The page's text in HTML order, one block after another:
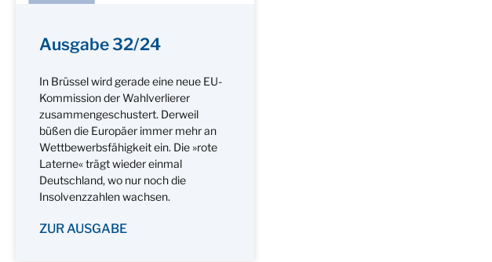
Ausgabe 32/24
In Brüssel wird gerade eine neue EU-
Kommission der Wahlverlierer
zusammengeschustert. Derweil
büßen die Europäer immer mehr an
Wettbewerbsfähigkeit ein. Die »rote
Laterne« trägt wieder einmal
Deutschland, wo nur noch die
Insolvenzzahlen wachsen.
ZUR AUSGABE